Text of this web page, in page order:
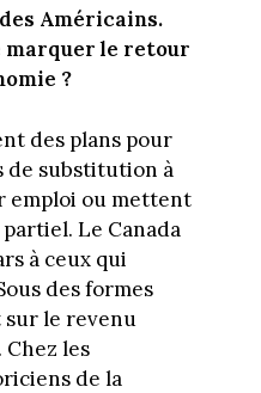
Américains.
le retour
?
des plans pour
de substitution à
emploi ou mettent
Le Canada
à ceux qui
des formes
sur le revenu
les
de la